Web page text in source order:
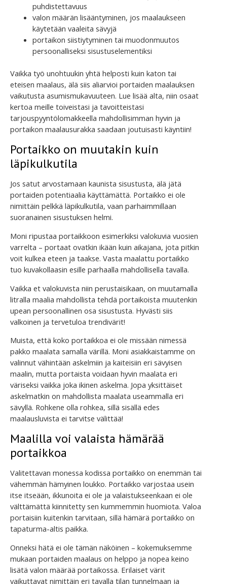
puhdistettavuus
valon määrän lisääntyminen, jos maalaukseen
käytetään vaaleita sävyjä
portaikon siistiytyminen tai muodonmuutos
persoonalliseksi sisustuselementiksi
Vaikka työ unohtuukin yhtä helposti kuin katon tai
eteisen maalaus, älä siis aliarvioi portaiden maalauksen
vaikutusta asumismukavuuteen. Lue lisää alta, niin osaat
kertoa meille toiveistasi ja tavoitteistasi
tarjouspyyntölomakkeella mahdollisimman hyvin ja
portaikon maalausurakka saadaan joutuisasti käyntiin!
Portaikko on muutakin kuin
läpikulkutila
Jos satut arvostamaan kaunista sisustusta, älä jätä
portaiden potentiaalia käyttämättä. Portaikko ei ole
nimittäin pelkkä läpikulkutila, vaan parhaimmillaan
suoranainen sisustuksen helmi.
Moni ripustaa portaikkoon esimerkiksi valokuvia vuosien
varrelta – portaat ovatkin ikään kuin aikajana, jota pitkin
voit kulkea eteen ja taakse. Vasta maalattu portaikko
tuo kuvakollaasin esille parhaalla mahdollisella tavalla.
Vaikka et valokuvista niin perustaisikaan, on muutamalla
litralla maalia mahdollista tehdä portaikoista muutenkin
upean persoonallinen osa sisustusta. Hyvästi siis
valkoinen ja tervetuloa trendivärit!
Muista, että koko portaikkoa ei ole missään nimessä
pakko maalata samalla värillä. Moni asiakkaistamme on
valinnut vähintään askelmiin ja kaiteisiin eri sävyisen
maalin, mutta portaista voidaan hyvin maalata eri
väriseksi vaikka joka ikinen askelma. Jopa yksittäiset
askelmatkin on mahdollista maalata useammalla eri
sävyllä. Rohkene olla rohkea, sillä sisällä edes
maalausluvista ei tarvitse välittää!
Maalilla voi valaista hämärää
portaikkoa
Valitettavan monessa kodissa portaikko on enemmän tai
vähemmän hämyinen loukko. Portaikko varjostaa usein
itse itseään, ikkunoita ei ole ja valaistukseenkaan ei ole
välttämättä kiinnitetty sen kummemmin huomiota. Valoa
portaisiin kuitenkin tarvitaan, sillä hämärä portaikko on
tapaturma-altis paikka.
Onneksi hätä ei ole tämän näköinen – kokemuksemme
mukaan portaiden maalaus on helppo ja nopea keino
lisätä valon määrää portaikossa. Erilaiset värit
vaikuttavat nimittäin eri tavalla tilan tunnelmaan ja